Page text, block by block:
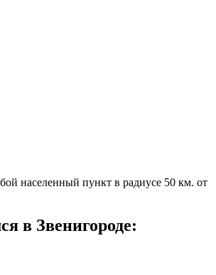
населенный пункт в радиусе 50 км. от
в Звенигороде: